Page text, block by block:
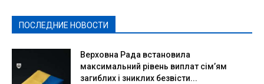
ПОСЛЕДНИЕ НОВОСТИ
Верховна Рада встановила
максимальний рівень виплат сім’ям
загиблих і зниклих безвісти...